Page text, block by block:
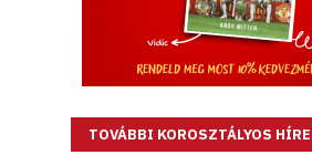
TOVÁBBI KOROSZTÁLYOS